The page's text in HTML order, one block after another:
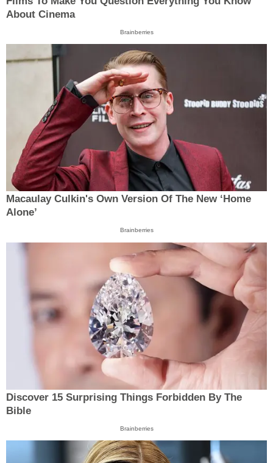
About Cinema
Brainberries
Macaulay Culkin's Own Version Of The New ‘Home
Alone’
Brainberries
Discover 15 Surprising Things Forbidden By The
Bible
Brainberries